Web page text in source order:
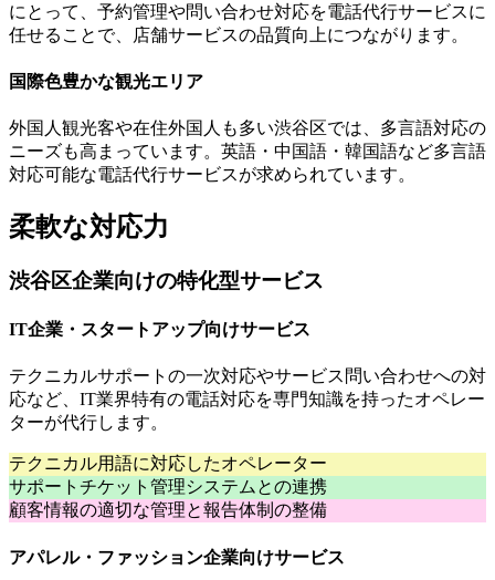
にとって、予約管理や問い合わせ対応を電話代行サービスに
任せることで、店舗サービスの品質向上につながります。
国際色豊かな観光エリア
外国人観光客や在住外国人も多い渋谷区では、多言語対応の
ニーズも高まっています。英語・中国語・韓国語など多言語
対応可能な電話代行サービスが求められています。
柔軟な対応力
渋谷区企業向けの特化型サービス
IT企業・スタートアップ向けサービス
テクニカルサポートの一次対応やサービス問い合わせへの対
応など、IT業界特有の電話対応を専門知識を持ったオペレー
ターが代行します。
テクニカル用語に対応したオペレーター
サポートチケット管理システムとの連携
顧客情報の適切な管理と報告体制の整備
アパレル・ファッション企業向けサービス